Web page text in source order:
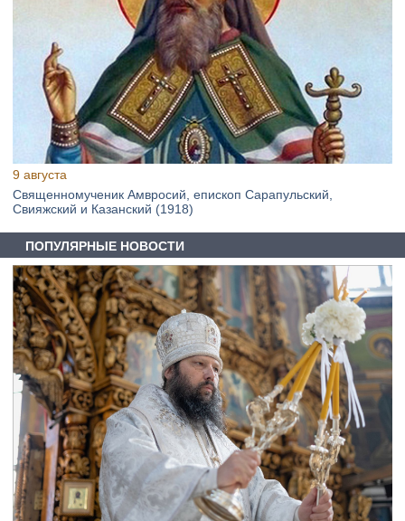
9 августа
Священномученик Амвросий, епископ Сарапульский,
Свияжский и Казанский (1918)
ПОПУЛЯРНЫЕ НОВОСТИ